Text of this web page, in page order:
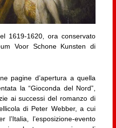
1619-1620, ora conservato
Voor Schone Kunsten di
pagine d’apertura a quella
la “Gioconda del Nord”,
ai successi del romanzo di
di Peter Webber, a cui
l’Italia, l’esposizione-evento